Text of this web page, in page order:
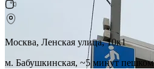
Москва, Ленская улица, 10к1
м. Бабушкинская, ~5 минут пешком